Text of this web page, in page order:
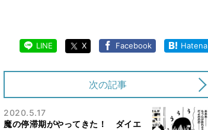
LINE X Facebook Hatena
次の記事
2020.5.17
魔の停滞期がやってきた！ ダイエ